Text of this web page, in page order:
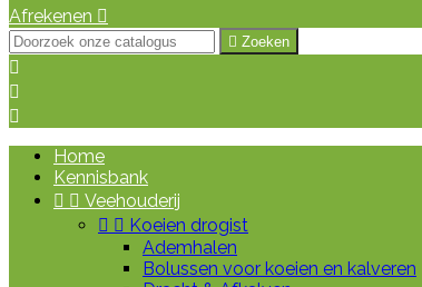
Afrekenen 
 Zoeken



Home
Kennisbank
  Veehouderij
  Koeien drogist
Ademhalen
Bolussen voor koeien en kalveren